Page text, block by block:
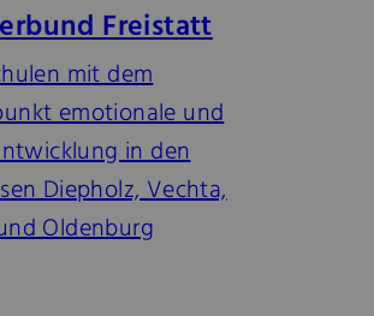
Freistatt
mit dem
emotionale und
in den
Diepholz, Vechta,
Oldenburg